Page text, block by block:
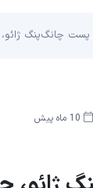
پست چانگ‌پنگ ژائو، جرقه رشد
10 ماه پیش